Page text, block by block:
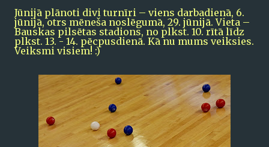
Jūnijā plānoti divi turnīri – viens darbadienā, 6.
jūnijā, otrs mēneša noslēgumā, 29. jūnijā. Vieta –
Bauskas pilsētas stadions, no plkst. 10. rītā līdz
plkst. 13. - 14. pēcpusdienā. Kā nu mums veiksies.
Veiksmi visiem! :)